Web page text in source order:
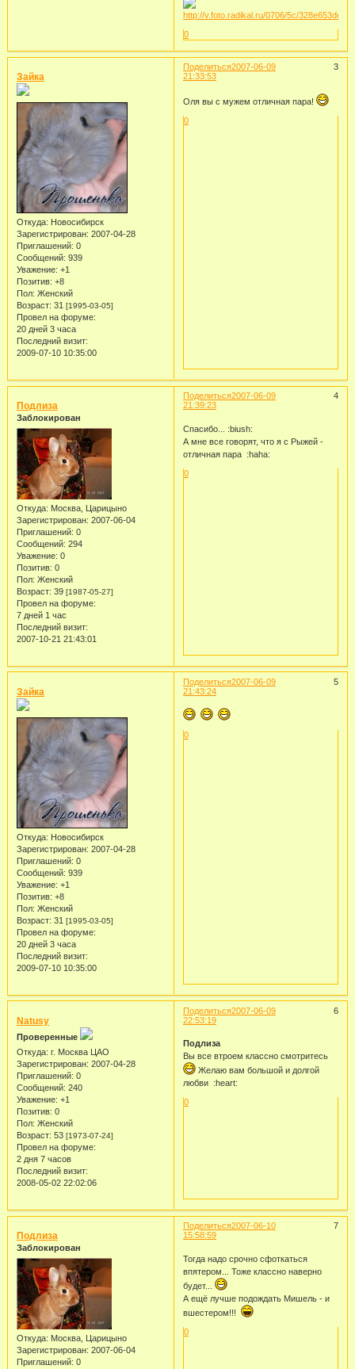
0
Поделиться 3
2007-06-09
21:33:53
Зайка
Откуда: Новосибирск
Зарегистрирован: 2007-04-28
Приглашений: 0
Сообщений: 939
Уважение: +1
Позитив: +8
Пол: Женский
Возраст: 31 [1995-03-05]
Провел на форуме:
20 дней 3 часа
Последний визит:
2009-07-10 10:35:00
Оля вы с мужем отличная пара!
0
Поделиться 4
2007-06-09
21:39:23
Подлиза
Заблокирован
Откуда: Москва, Царицыно
Зарегистрирован: 2007-06-04
Приглашений: 0
Сообщений: 294
Уважение: 0
Позитив: 0
Пол: Женский
Возраст: 39 [1987-05-27]
Провел на форуме:
7 дней 1 час
Последний визит:
2007-10-21 21:43:01
Спасибо... :biush:
А мне все говорят, что я с Рыжей -
отличная пара :haha:
0
Поделиться 5
2007-06-09
21:43:24
Зайка
Откуда: Новосибирск
Зарегистрирован: 2007-04-28
Приглашений: 0
Сообщений: 939
Уважение: +1
Позитив: +8
Пол: Женский
Возраст: 31 [1995-03-05]
Провел на форуме:
20 дней 3 часа
Последний визит:
2009-07-10 10:35:00
0
Поделиться 6
2007-06-09
22:53:19
Natusy
Проверенные
Откуда: г. Москва ЦАО
Зарегистрирован: 2007-04-28
Приглашений: 0
Сообщений: 240
Уважение: +1
Позитив: 0
Пол: Женский
Возраст: 53 [1973-07-24]
Провел на форуме:
2 дня 7 часов
Последний визит:
2008-05-02 22:02:06
Подлиза
Вы все втроем классно смотритесь
Желаю вам большой и долгой
любви :heart:
0
Поделиться 7
2007-06-10
15:58:59
Подлиза
Заблокирован
Откуда: Москва, Царицыно
Зарегистрирован: 2007-06-04
Приглашений: 0
Тогда надо срочно сфоткаться
впятером... Тоже классно наверно
будет...
А ещё лучше подождать Мишель - и
вшестером!!!
0